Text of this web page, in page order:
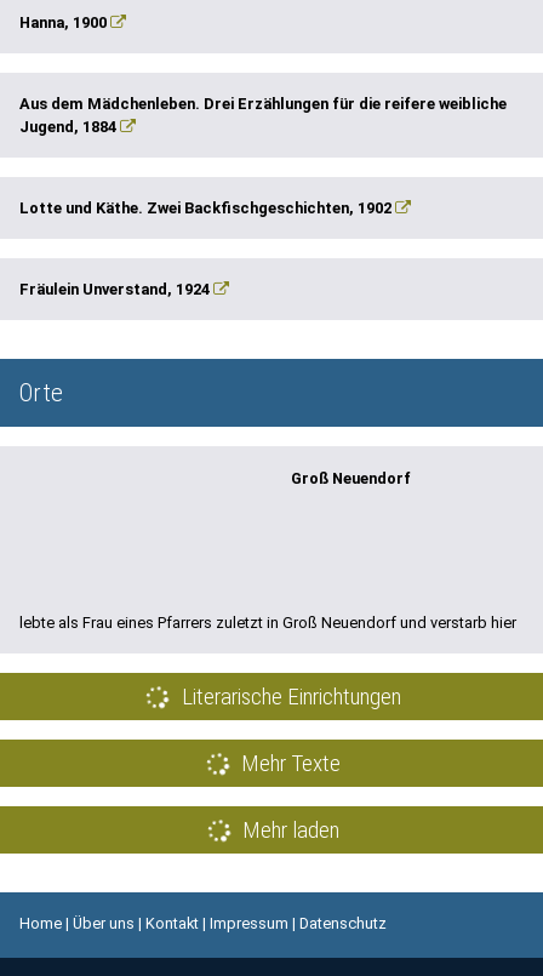
Hanna, 1900
Aus dem Mädchenleben. Drei Erzählungen für die reifere weibliche
Jugend, 1884
Lotte und Käthe. Zwei Backfischgeschichten, 1902
Fräulein Unverstand, 1924
Orte
Groß Neuendorf
lebte als Frau eines Pfarrers zuletzt in Groß Neuendorf und verstarb hier
Literarische Einrichtungen
Mehr Texte
Mehr laden
Home | Über uns | Kontakt | Impressum | Datenschutz